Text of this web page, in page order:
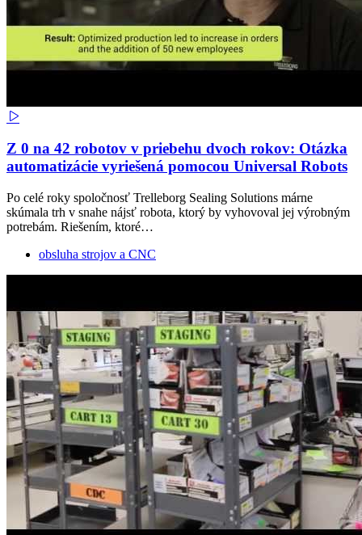
Z 0 na 42 robotov v priebehu dvoch rokov: Otázka
automatizácie vyriešená pomocou Universal Robots
Po celé roky spoločnosť Trelleborg Sealing Solutions márne
skúmala trh v snahe nájsť robota, ktorý by vyhovoval jej výrobným
potrebám. Riešením, ktoré…
obsluha strojov a CNC